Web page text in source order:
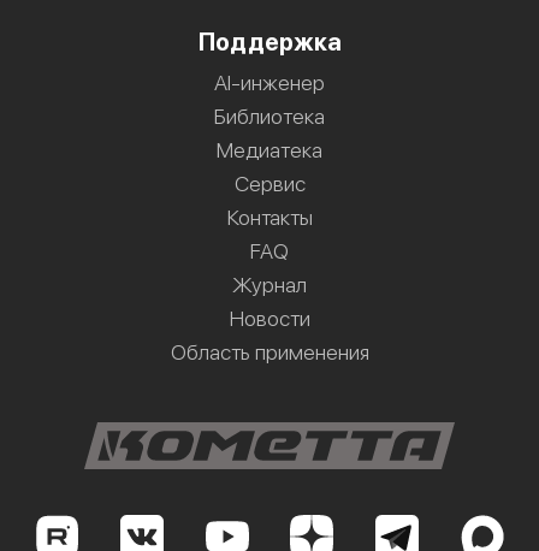
Поддержка
AI-инженер
Библиотека
Медиатека
Сервис
Контакты
FAQ
Журнал
Новости
Область применения